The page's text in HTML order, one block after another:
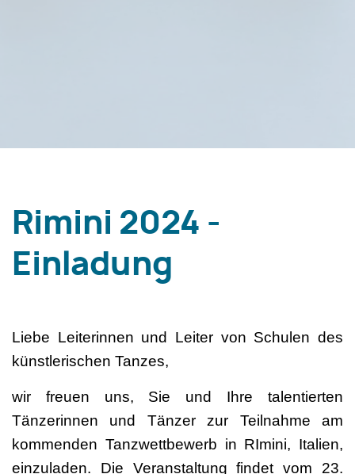
Rimini 2024 -
Einladung
Liebe Leiterinnen und Leiter von Schulen des
künstlerischen Tanzes,
wir freuen uns, Sie und Ihre talentierten
Tänzerinnen und Tänzer zur Teilnahme am
kommenden Tanzwettbewerb in RImini, Italien,
einzuladen. Die Veranstaltung findet vom 23.